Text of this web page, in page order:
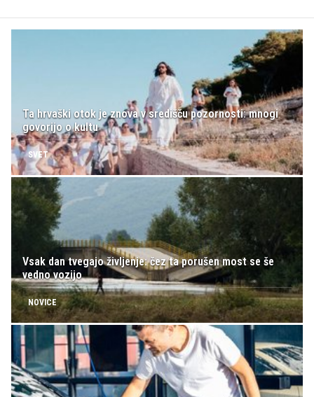
Ta hrvaški otok je znova v središču pozornosti: mnogi
govorijo o kultu
SVET
Vsak dan tvegajo življenje: čez ta porušen most se še
vedno vozijo
NOVICE